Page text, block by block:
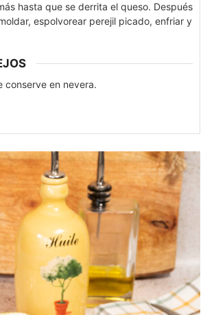
hasta que se derrita el queso. Después
espolvorear perejil picado, enfriar y
conserve en nevera.